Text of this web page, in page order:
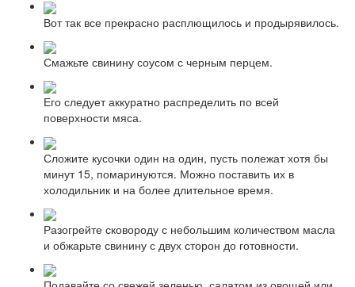
Вот так все прекрасно расплющилось и продырявилось.
Смажьте свинину соусом с черным перцем.
Его следует аккуратно распределить по всей
поверхности мяса.
Сложите кусочки один на один, пусть полежат хотя бы
минут 15, помаринуются. Можно поставить их в
холодильник и на более длительное время.
Разогрейте сковороду с небольшим количеством масла
и обжарьте свинину с двух сторон до готовности.